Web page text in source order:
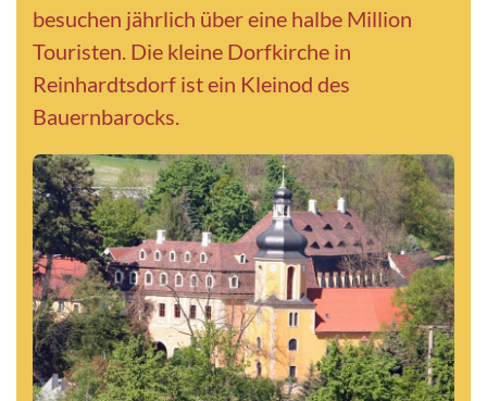
besuchen jährlich über eine halbe Million
Touristen. Die kleine Dorfkirche in
Reinhardtsdorf ist ein Kleinod des
Bauernbarocks.